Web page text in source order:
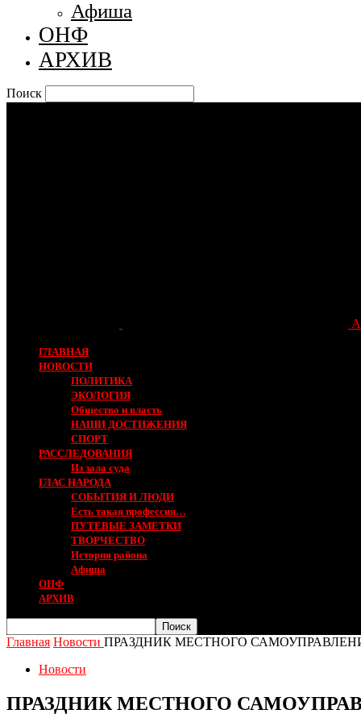
Афиша
ОНФ
АРХИВ
Поиск
ГЛАВНАЯ
НОВОСТИ
ПОЛИТИКА
ЭКОЛОГИЯ
Общество и власть
НАШИ ДОСТИЖЕНИЯ
СПОРТ
РАССЛЕДОВАНИЯ
Из зала суда
ГЛАС НАРОДА
СОБЫТИЯ И ЛЮДИ
Есть такая профессия…
ПУТЕВЫЕ ЗАМЕТКИ
ТВОРЧЕСТВО
История района
Афиша
ОНФ
АРХИВ
Главная Новости ПРАЗДНИК МЕСТНОГО
Новости
ПРАЗДНИК МЕСТНОГО